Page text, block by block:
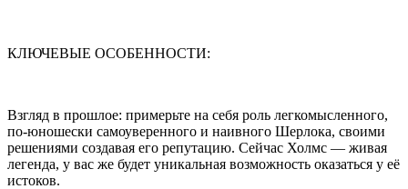
КЛЮЧЕВЫЕ ОСОБЕННОСТИ:
Взгляд в прошлое: примерьте на себя роль легкомысленного,
по-юношески самоуверенного и наивного Шерлока, своими
решениями создавая его репутацию. Сейчас Холмс — живая
легенда, у вас же будет уникальная возможность оказаться у её
истоков.